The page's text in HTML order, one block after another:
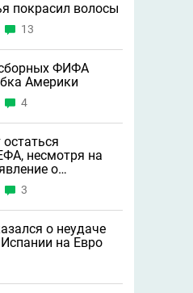
покрасил волосы
13
ФИФА
Америки
4
несмотря на
о
году
3
о неудаче
на Евро